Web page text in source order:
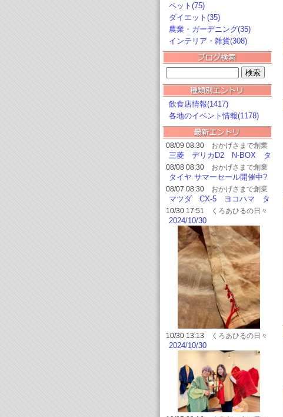
ペット(75)
ダイエット(35)
農業・ガーデニング(35)
インテリア・雑貨(308)
飲食店情報(1417)
各地のイベント情報(1178)
08/09 08:30 おかげさまで創業
54周年 オ
ートショップ フェニックス★
三菱 デリカD2 N-BOX タ
イヤ交換?
08/08 08:30 おかげさまで創業
54周年 オ
ートショップ フェニックス★
タイヤ サマーセール開催中?
08/07 08:30 おかげさまで創業
54周年 オ
マツダ CX-5 ヨコハマ タ
イヤ交換?
10/30 17:51 くろあひるの日々
2024/10/30
10/30 13:13 くろあひるの日々
2024/10/30